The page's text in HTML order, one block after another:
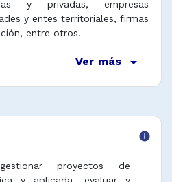
y privadas, empresas
y entes territoriales, firmas
entre otros.
Ver más arrow_drop_down
info
proyectos de
y aplicada, evaluar y